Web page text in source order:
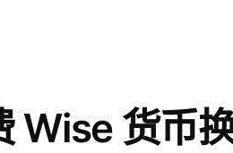
Wise 货币